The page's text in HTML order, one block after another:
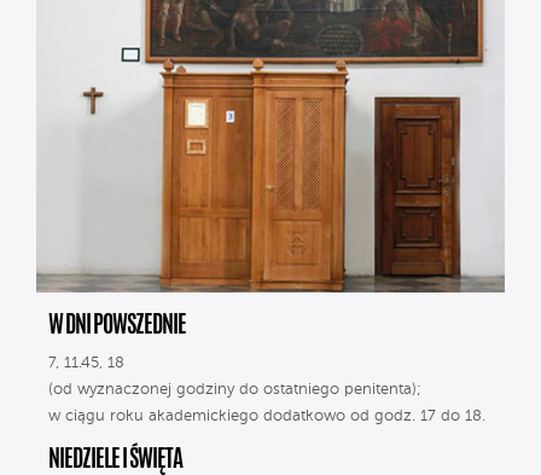
W DNI POWSZEDNIE
7, 11.45, 18
(od wyznaczonej godziny do ostatniego penitenta);
w ciągu roku akademickiego dodatkowo od godz. 17 do 18.
NIEDZIELE I ŚWIĘTA